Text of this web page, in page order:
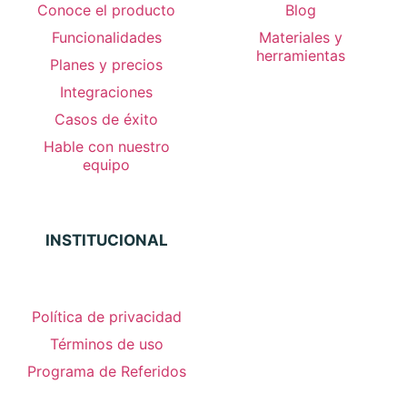
Conoce el producto
Funcionalidades
Planes y precios
Integraciones
Casos de éxito
Hable con nuestro
equipo
Blog
Materiales y
herramientas
INSTITUCIONAL
Política de privacidad
Términos de uso
Programa de Referidos